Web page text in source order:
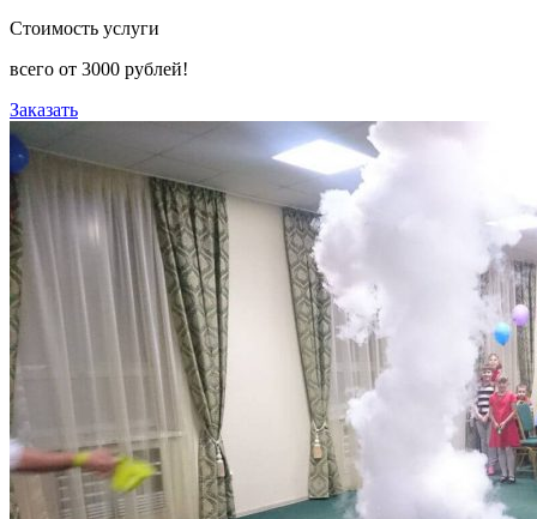
Стоимость услуги
всего от 3000 рублей!
Заказать